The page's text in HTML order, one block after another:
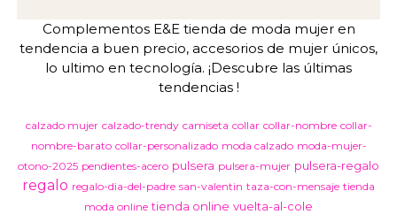
Complementos E&E tienda de moda mujer en
tendencia a buen precio, accesorios de mujer únicos,
lo ultimo en tecnología. ¡Descubre las últimas
tendencias !
calzado mujer calzado-trendy camiseta collar collar-nombre collar-
nombre-barato collar-personalizado moda calzado moda-mujer-
otono-2025 pendientes-acero pulsera pulsera-mujer pulsera-regalo
regalo regalo-dia-del-padre san-valentin taza-con-mensaje tienda
moda online tienda online vuelta-al-cole